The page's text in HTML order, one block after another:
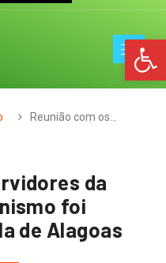
Reunião com os…
da
foi
de Alagoas